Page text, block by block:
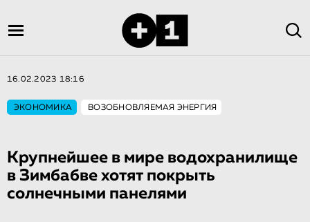
16.02.2023 18:16
ЭКОНОМИКА ВОЗОБНОВЛЯЕМАЯ ЭНЕРГИЯ
Крупнейшее в мире водохранилище
в Зимбабве хотят покрыть
солнечными панелями